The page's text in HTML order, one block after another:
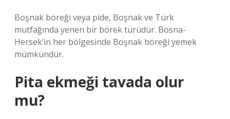
Boşnak böreği veya pide, Boşnak ve Türk
mutfağında yenen bir börek türüdür. Bosna-
Hersek’in her bölgesinde Boşnak böreği yemek
mümkündür.
Pita ekmeği tavada olur
mu?